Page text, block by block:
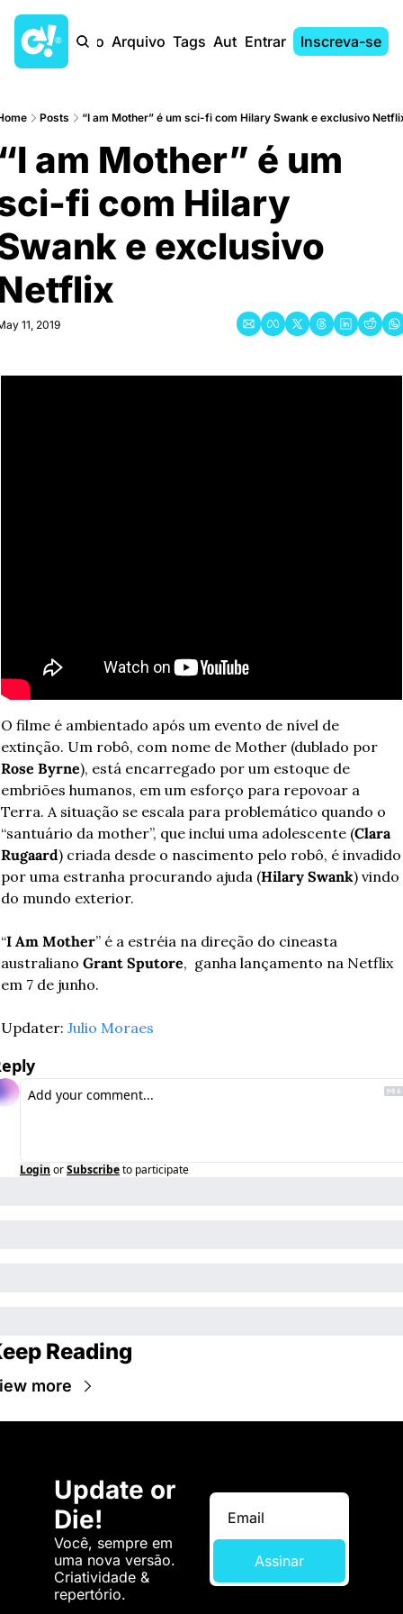
Início Arquivo Tags AutoresEntrar Inscreva-se
Posts “I am Mother” é um sci-fi com Hilary Swank e exclusivo
am Mother” é um
fi com Hilary
e exclusivo
11, 2019
O filme é ambientado após um evento de nível de
Rose Byrne), está encarregado por um estoque de
embriões humanos, em um esforço para repovoar a
Terra. A situação se escala para problemático quando o
“santuário da mother”, que inclui uma adolescente (Clara
Rugaard) criada desde o nascimento pelo robô, é invadido
por uma estranha procurando ajuda (Hilary Swank) vindo
do mundo exterior.
“I Am Mother” é a estréia na direção do cineasta
australiano Grant Sputore,  ganha lançamento na Netflix
em 7 de junho.
Updater: Julio Moraes
Login orSubscribeto participate
Reading
more
Update or
Die!
Você, sempre em
uma nova versão.
Criatividade &
repertório.
Assinar